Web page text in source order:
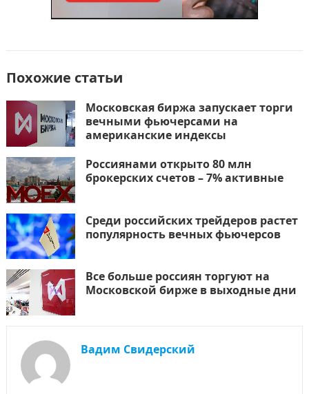
Похожие статьи
Московская биржа запускает торги
вечными фьючерсами на
американские индексы
Россиянами открыто 80 млн
брокерских счетов – 7% активные
Среди российских трейдеров растет
популярность вечных фьючерсов
Все больше россиян торгуют на
Московской бирже в выходные дни
Вадим Свидерский